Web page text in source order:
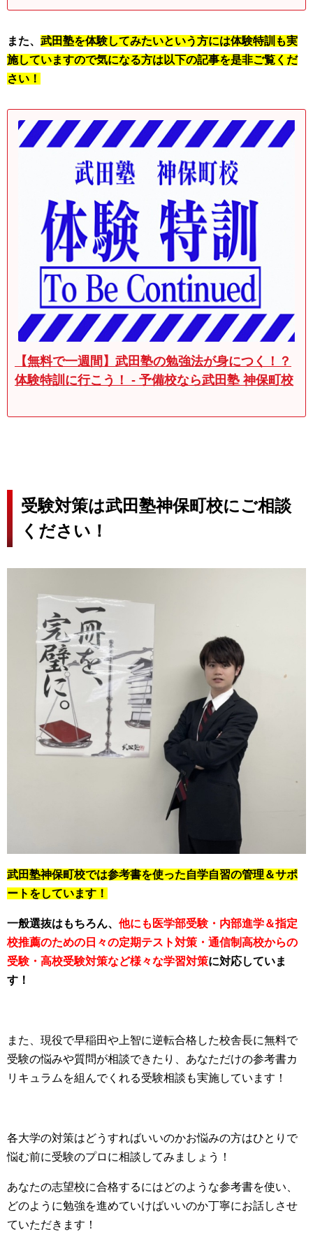
また、 武田塾を体験してみたいという方には体験特訓も実
施していますので気になる方は以下の記事を是非ご覧くだ
さい！
【無料で一週間】武田塾の勉強法が身につく！？
体験特訓に行こう！ - 予備校なら武田塾 神保町校
受験対策は武田塾神保町校にご相談
ください！
武田塾神保町校では参考書を使った自学自習の管理＆サポ
ートをしています！
一般選抜はもちろん、 他にも医学部受験・内部進学＆指定
校推薦のための日々の定期テスト対策・通信制高校からの
受験・高校受験対策など様々な学習対策に対応していま
す！
また、現役で早稲田や上智に逆転合格した校舎長に無料で
受験の悩みや質問が相談できたり、あなただけの参考書カ
リキュラムを組んでくれる受験相談も実施しています！
各大学の対策はどうすればいいのかお悩みの方はひとりで
悩む前に受験のプロに相談してみましょう！
あなたの志望校に合格するにはどのような参考書を使い、
どのように勉強を進めていけばいいのか丁寧にお話しさせ
ていただきます！